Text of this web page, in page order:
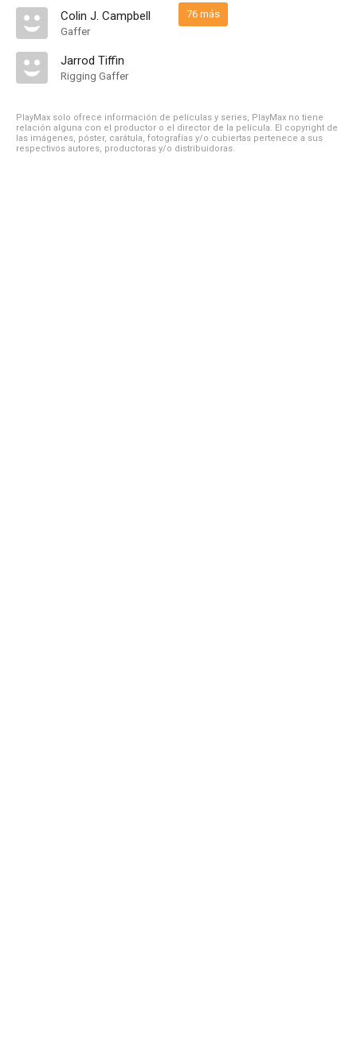
Colin J. Campbell
Gaffer
Jarrod Tiffin
Rigging Gaffer
76 más
PlayMax solo ofrece información de películas y series, PlayMax no tiene
relación alguna con el productor o el director de la película. El copyright de
las imágenes, póster, carátula, fotografías y/o cubiertas pertenece a sus
respectivos autores, productoras y/o distribuidoras.